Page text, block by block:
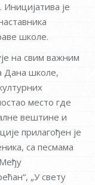
је
школе.
на свим важним
Дана школе,
место где
вештине и
прилагођен је
са песмама
„У свету